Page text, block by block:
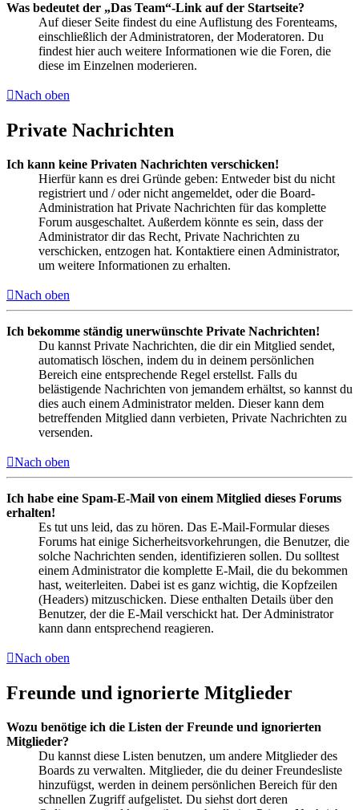
Was bedeutet der „Das Team“-Link auf der Startseite?
Auf dieser Seite findest du eine Auflistung des Forenteams,
einschließlich der Administratoren, der Moderatoren. Du
findest hier auch weitere Informationen wie die Foren, die
diese im Einzelnen moderieren.
Nach oben
Private Nachrichten
Ich kann keine Privaten Nachrichten verschicken!
Hierfür kann es drei Gründe geben: Entweder bist du nicht
registriert und / oder nicht angemeldet, oder die Board-
Administration hat Private Nachrichten für das komplette
Forum ausgeschaltet. Außerdem könnte es sein, dass der
Administrator dir das Recht, Private Nachrichten zu
verschicken, entzogen hat. Kontaktiere einen Administrator,
um weitere Informationen zu erhalten.
Nach oben
Ich bekomme ständig unerwünschte Private Nachrichten!
Du kannst Private Nachrichten, die dir ein Mitglied sendet,
automatisch löschen, indem du in deinem persönlichen
Bereich eine entsprechende Regel erstellst. Falls du
belästigende Nachrichten von jemandem erhältst, so kannst du
dies auch einem Administrator melden. Dieser kann dem
betreffenden Mitglied dann verbieten, Private Nachrichten zu
versenden.
Nach oben
Ich habe eine Spam-E-Mail von einem Mitglied dieses Forums
erhalten!
Es tut uns leid, das zu hören. Das E-Mail-Formular dieses
Forums hat einige Sicherheitsvorkehrungen, die Benutzer, die
solche Nachrichten senden, identifizieren sollen. Du solltest
einem Administrator die komplette E-Mail, die du bekommen
hast, weiterleiten. Dabei ist es ganz wichtig, die Kopfzeilen
(Headers) mitzuschicken. Diese enthalten Details über den
Benutzer, der die E-Mail verschickt hat. Der Administrator
kann dann entsprechend reagieren.
Nach oben
Freunde und ignorierte Mitglieder
Wozu benötige ich die Listen der Freunde und ignorierten
Mitglieder?
Du kannst diese Listen benutzen, um andere Mitglieder des
Boards zu verwalten. Mitglieder, die du deiner Freundesliste
hinzufügst, werden in deinem persönlichen Bereich für den
schnellen Zugriff aufgelistet. Du siehst dort deren